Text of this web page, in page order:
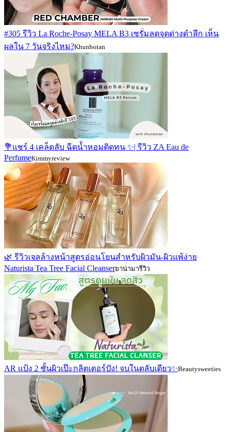
#305 รีวิว La Roche-Posay MELA B3 เซรั่มลดจุดด่างดำลึก เห็น
ผลใน 7 วันจริงไหม?Khunbotan
💐แชร์ 4 เคล็ดลับ ฉีดน้ำหอมติดทน ✨| รีวิว ZA Eau de
PerfumeKimmyreview
🌿 รีวิวเจลล้างหน้าสูตรอ่อนโยนสำหรับผิวมัน-ผิวแพ้ง่าย
Naturista Tea Tree Facial Cleanserยาน่ามารีวิว
AR แป้ง 2 ชั้นผิวเป๊ะกลิตเตอร์ปัง! จบในตลับเดียว✨Beautysweeties